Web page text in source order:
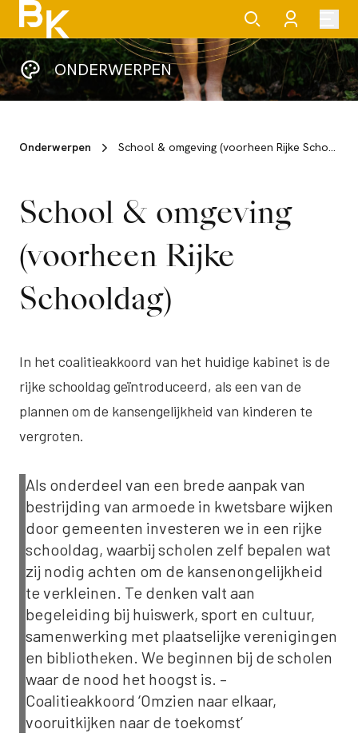
ONDERWERPEN
Onderwerpen School & omgeving (voorheen Rijke Schooldag)
School & omgeving
(voorheen Rijke
Schooldag)
In het coalitieakkoord van het huidige kabinet is de
rijke schooldag geïntroduceerd, als een van de
plannen om de kansengelijkheid van kinderen te
vergroten.
Als onderdeel van een brede aanpak van
bestrijding van armoede in kwetsbare wijken
door gemeenten investeren we in een rijke
schooldag, waarbij scholen zelf bepalen wat
zij nodig achten om de kansenongelijkheid
te verkleinen. Te denken valt aan
begeleiding bij huiswerk, sport en cultuur,
samenwerking met plaatselijke verenigingen
en bibliotheken. We beginnen bij de scholen
waar de nood het hoogst is. –
Coalitieakkoord ‘Omzien naar elkaar,
vooruitkijken naar de toekomst’